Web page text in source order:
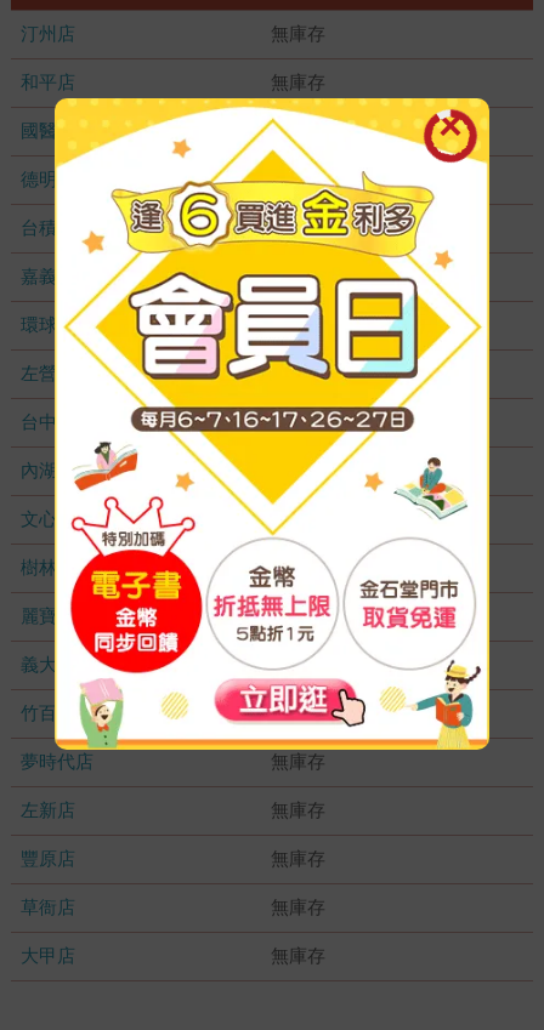
汀州店 無庫存
和平店 無庫存
國醫加盟店 無庫存
德明加盟店 無庫存
台積店 無庫存
嘉義耐斯店 無庫存
環球店 無庫存
左營店 無庫存
台中秀泰店 無庫存
內湖大潤發 無庫存
文心店 無庫存
樹林店 無庫存
麗寶店 無庫存
義大店 無庫存
竹百店 無庫存
夢時代店 無庫存
左新店 無庫存
豐原店 無庫存
草衙店 無庫存
大甲店 無庫存